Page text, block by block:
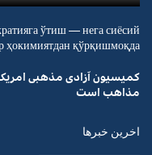
ўтиш — нега сиёсий
ҳокимиятдан қўрқишмоқда?
کمیسیون آزادی مذهبی
مذاهب است
اخرین خبرها